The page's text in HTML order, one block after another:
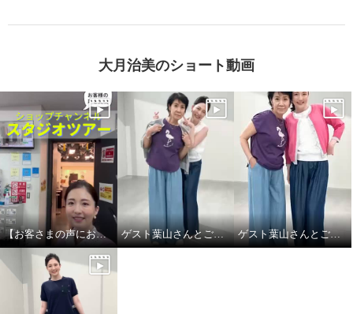
大月治美のショート動画
【お客さまの声にお応え】ショップチャンネル スタジオツアーby大月キャスト ゲスト葉山さんとご一緒しました! Part.2 ゲスト葉山さんとご一緒しました！